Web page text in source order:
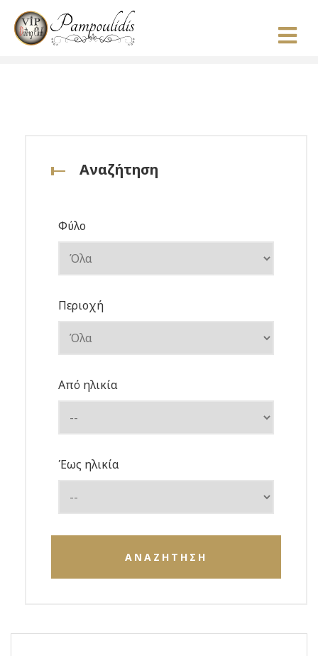
Αναζήτηση
Φύλο
Περιοχή
Από ηλικία
Έως ηλικία
ΑΝΑΖΗΤΗΣΗ